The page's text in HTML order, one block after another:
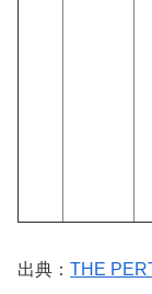
出典： THE